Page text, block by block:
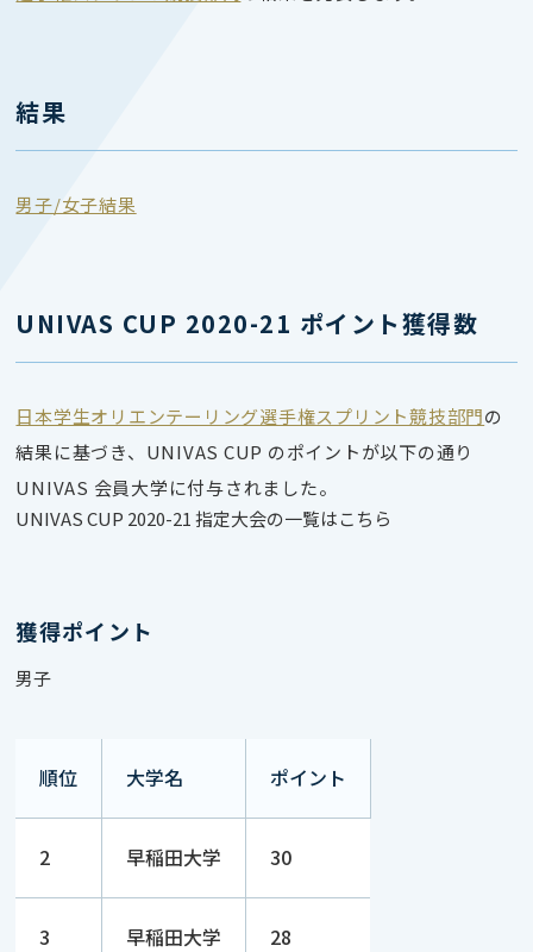
結果
男子/女子結果
UNIVAS CUP 2020-21 ポイント獲得数
日本学生オリエンテーリング選手権スプリント競技部門の
結果に基づき、UNIVAS CUP のポイントが以下の通り
UNIVAS 会員大学に付与されました。
UNIVAS CUP 2020-21 指定大会の一覧はこちら
獲得ポイント
男子
順位 大学名 ポイント
2 早稲田大学 30
3 早稲田大学 28